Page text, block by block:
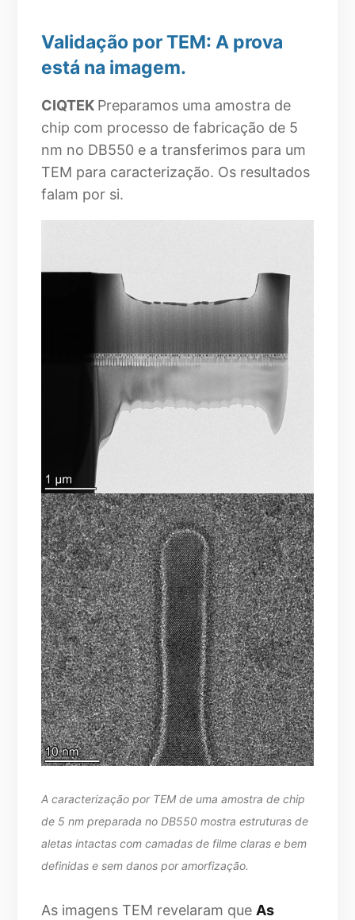
Validação por TEM: A prova
está na imagem.
CIQTEK Preparamos uma amostra de
chip com processo de fabricação de 5
nm no DB550 e a transferimos para um
TEM para caracterização. Os resultados
falam por si.
A caracterização por TEM de uma amostra de chip
de 5 nm preparada no DB550 mostra estruturas de
aletas intactas com camadas de filme claras e bem
definidas e sem danos por amorfização.
As imagens TEM revelaram que As